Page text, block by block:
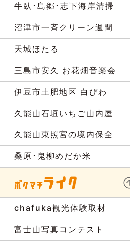
牛臥･島郷･志下海岸清掃
沼津市一斉クリーン週間
天城ほたる
三島市安久 お花畑音楽会
伊豆市土肥地区 白びわ
久能山石垣いちご山内屋
久能山東照宮の境内保全
桑原･鬼柳めだか米
chafuka観光体験取材
富士山写真コンテスト